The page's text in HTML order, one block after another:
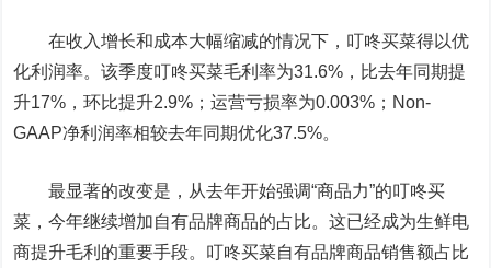
在收入增长和成本大幅缩减的情况下，叮咚买菜得以优
化利润率。该季度叮咚买菜毛利率为31.6%，比去年同期提
升17%，环比提升2.9%；运营亏损率为0.003%；Non-
GAAP净利润率相较去年同期优化37.5%。
最显著的改变是，从去年开始强调“商品力”的叮咚买
菜，今年继续增加自有品牌商品的占比。这已经成为生鲜电
商提升毛利的重要手段。叮咚买菜自有品牌商品销售额占比